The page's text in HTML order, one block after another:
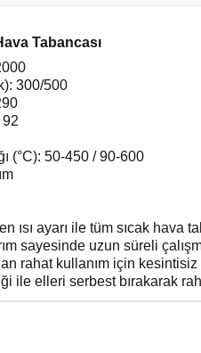
Tabancası
300/500
(°C): 50-450 / 90-600
ısı ayarı ile tüm sıcak
sayesinde uzun süreli
rahat kullanım için kesintisiz
ile elleri serbest bırakarak